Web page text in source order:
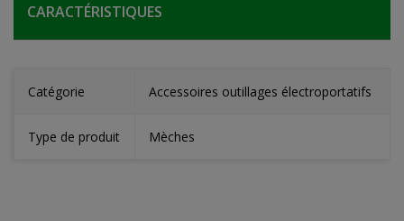
CARACTÉRISTIQUES
Catégorie Accessoires outillages électroportatifs
Type de produit Mèches